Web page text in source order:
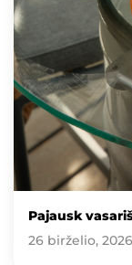
Pajausk
26 birželio, 2026